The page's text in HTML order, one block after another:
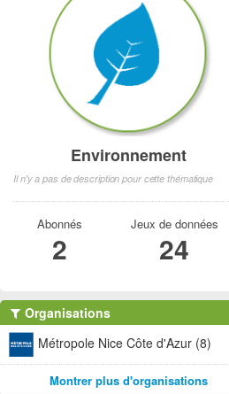
Environnement
Il n'y a pas de description pour cette thématique
Abonnés
2
Jeux de données
24
Organisations
Métropole Nice Côte d'Azur (8)
Montrer plus d'organisations